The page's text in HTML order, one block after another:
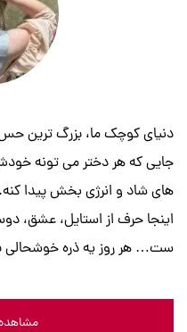
دنیای کوچک ما، بزرگ ترین
جایی که هر دختر می تونه
های شاد و انرژی بخش پیدا کنه.
اینجا حرف از استایل، عشق،
ست… هر روز یه ذره خوشحالی
مشاهده